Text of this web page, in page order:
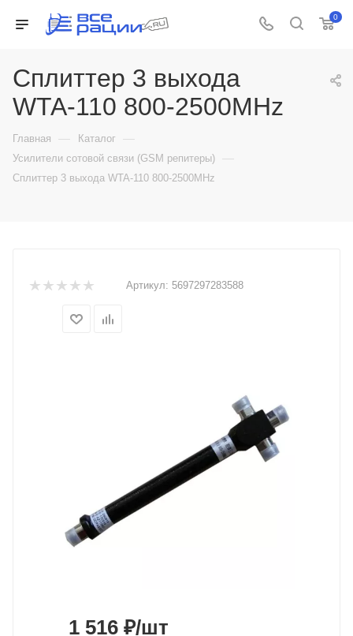
0
Сплиттер 3 выхода
WTA-110 800-2500MHz
Главная — Каталог —
Усилители сотовой связи (GSM репитеры) —
Сплиттер 3 выхода WTA-110 800-2500MHz
Артикул: 5697297283588
1 516 ₽/шт